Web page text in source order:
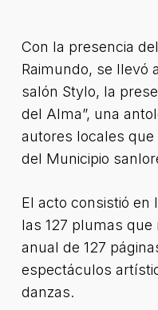
Con la presencia
Raimundo, se llevó
salón Stylo, la
del Alma”, una
autores locales que
del Municipio
El acto consistió en
las 127 plumas
anual de 127
espectáculos
danzas.